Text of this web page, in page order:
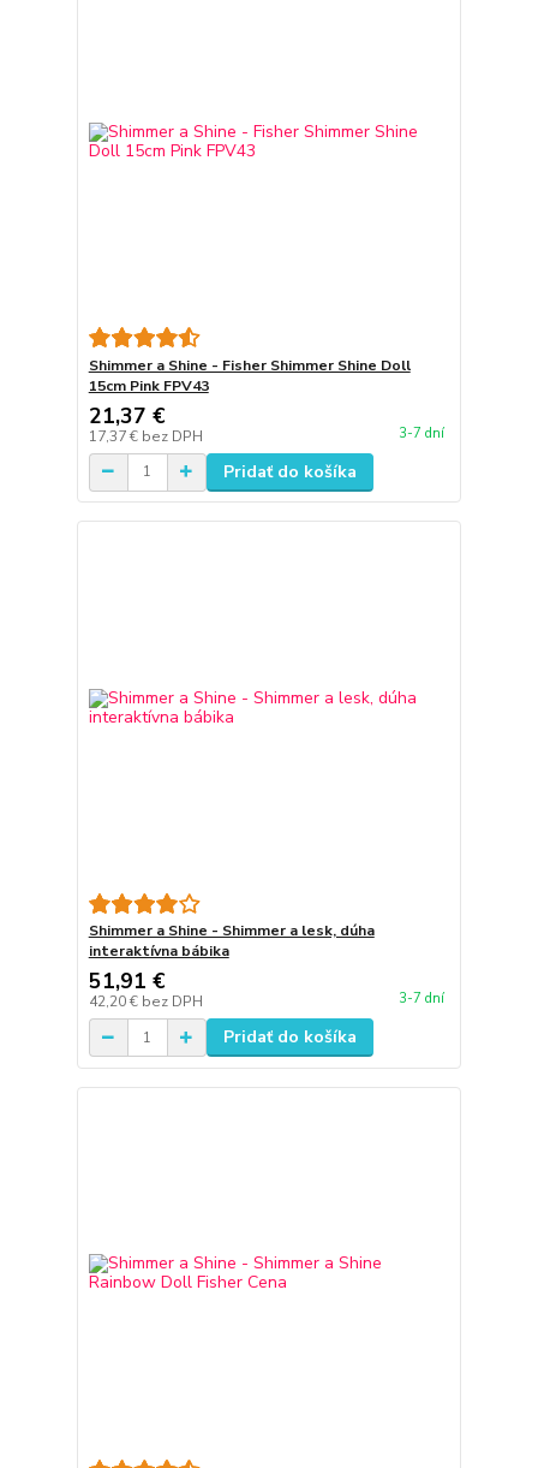
Shimmer a Shine - Fisher Shimmer Shine Doll
15cm Pink FPV43
21,37 €
17,37 € bez DPH 3-7 dní
Pridať do košíka
Shimmer a Shine - Shimmer a lesk, dúha
interaktívna bábika
51,91 €
42,20 € bez DPH 3-7 dní
Pridať do košíka